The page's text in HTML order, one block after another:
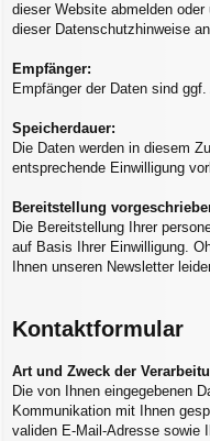
dieser Website abmelden
dieser Datenschutzhinweise
Empfänger:
Empfänger der Daten sind
Speicherdauer:
Die Daten werden in diesem
entsprechende Einwilligung
Bereitstellung
Die Bereitstellung Ihrer
auf Basis Ihrer Einwilligung.
Ihnen unseren Newsletter
Kontaktformular
Art und Zweck der
Die von Ihnen eingegebenen
Kommunikation mit Ihnen
validen E-Mail-Adresse sowie